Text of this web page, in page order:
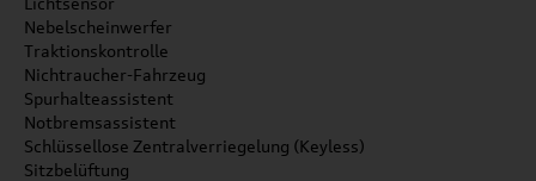
Nebelscheinwerfer
Traktionskontrolle
Nichtraucher-Fahrzeug
Spurhalteassistent
Notbremsassistent
Schlüssellose Zentralverriegelung (Keyless)
Sitzbelüftung